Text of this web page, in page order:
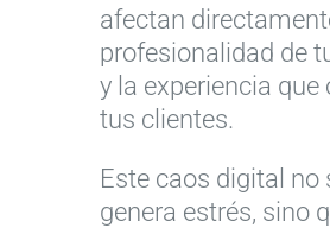
afectan
profesionalidad de
y la experiencia que
tus clientes.
Este caos digital no
genera estrés, sino